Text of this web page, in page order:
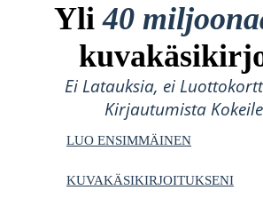
Yli40
Ei Latauksia, ei
Kirjautumista
LUO ENSIMMÄINEN
KUVAKÄSIKIRJOITUKSENI